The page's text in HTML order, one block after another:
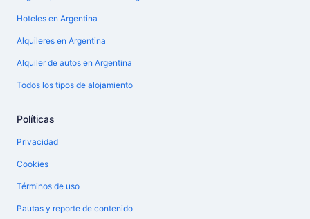
Hoteles en Argentina
Alquileres en Argentina
Alquiler de autos en Argentina
Todos los tipos de alojamiento
Políticas
Privacidad
Cookies
Términos de uso
Pautas y reporte de contenido